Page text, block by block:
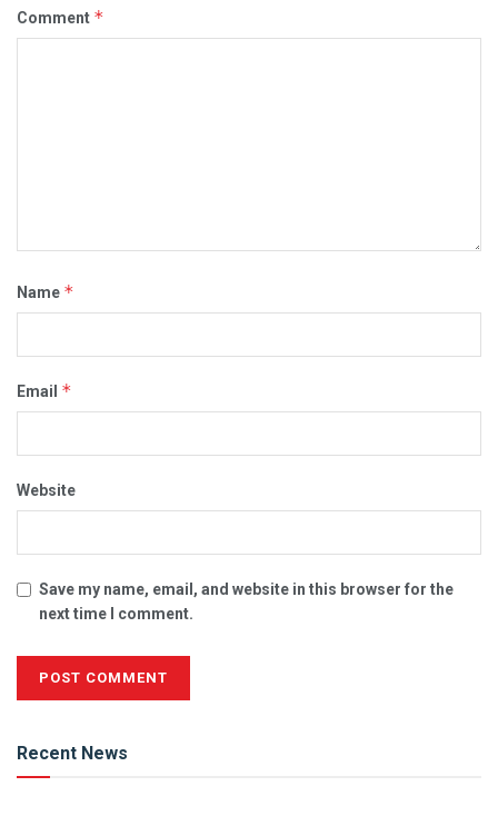
Comment *
Name *
Email *
Website
Save my name, email, and website in this browser for the
next time I comment.
Recent News